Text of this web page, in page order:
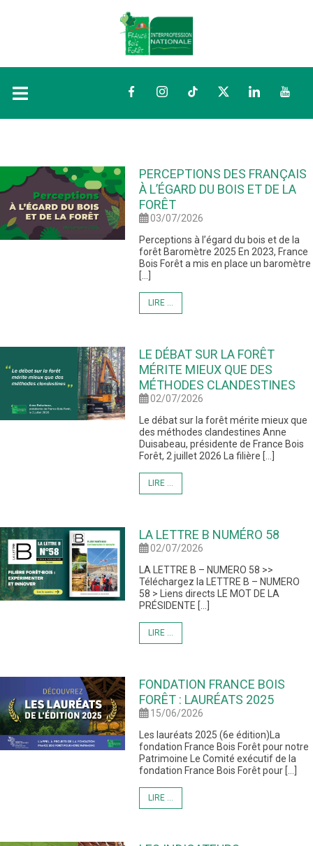
FacebookInstagramTikTokTwitterLinkedIn
PERCEPTIONS DES FRANÇAIS
À L’ÉGARD DU BOIS ET DE LA
FORÊT
03/07/2026
Perceptions à l’égard du bois et de la
forêt Baromètre 2025 En 2023, France
Bois Forêt a mis en place un baromètre
[…]
LIRE ...
LE DÉBAT SUR LA FORÊT
MÉRITE MIEUX QUE DES
MÉTHODES CLANDESTINES
02/07/2026
Le débat sur la forêt mérite mieux que
des méthodes clandestines Anne
Duisabeau, présidente de France Bois
Forêt, 2 juillet 2026 La filière […]
LIRE ...
LA LETTRE B NUMÉRO 58
02/07/2026
LA LETTRE B – NUMERO 58 >>
Téléchargez la LETTRE B – NUMERO
58 > Liens directs LE MOT DE LA
PRÉSIDENTE […]
LIRE ...
FONDATION FRANCE BOIS
FORÊT : LAURÉATS 2025
15/06/2026
Les lauréats 2025 (6e édition)La
fondation France Bois Forêt pour notre
Patrimoine Le Comité exécutif de la
fondation France Bois Forêt pour […]
LIRE ...